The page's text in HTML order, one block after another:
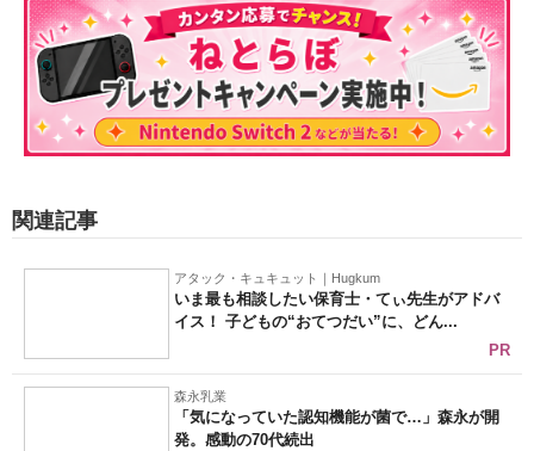
関連記事
アタック・キュキュット｜Hugkum
いま最も相談したい保育士・てぃ先生がアドバ
イス！ 子どもの“おてつだい”に、どん...
PR
森永乳業
「気になっていた認知機能が菌で…」森永が開
発。感動の70代続出